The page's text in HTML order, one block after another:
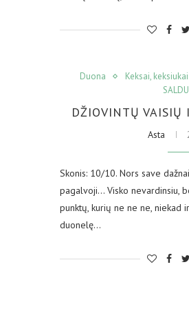
Duona Keksai, keksiukai
DŽIOVINTŲ VAISIŲ
Asta
Skonis: 10/10. Nors save
pagalvoji… Visko nevardinsiu,
punktų, kurių ne ne ne, niekad
duonelę…